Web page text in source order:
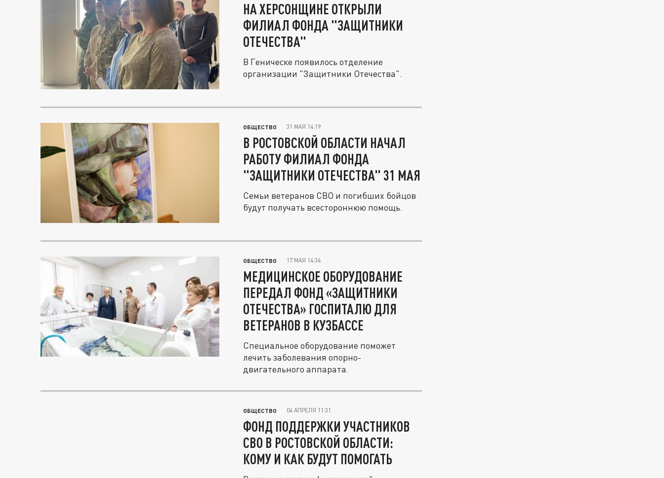
НА ХЕРСОНЩИНЕ ОТКРЫЛИ
ФИЛИАЛ ФОНДА "ЗАЩИТНИКИ
ОТЕЧЕСТВА"
В Геническе появилось отделение
организации "Защитники Отечества".
ОБЩЕСТВО 31 МАЯ 14:19
В РОСТОВСКОЙ ОБЛАСТИ НАЧАЛ
РАБОТУ ФИЛИАЛ ФОНДА
"ЗАЩИТНИКИ ОТЕЧЕСТВА" 31 МАЯ
Семьи ветеранов СВО и погибших бойцов
будут получать всестороннюю помощь.
ОБЩЕСТВО 17 МАЯ 14:34
МЕДИЦИНСКОЕ ОБОРУДОВАНИЕ
ПЕРЕДАЛ ФОНД «ЗАЩИТНИКИ
ОТЕЧЕСТВА» ГОСПИТАЛЮ ДЛЯ
ВЕТЕРАНОВ В КУЗБАССЕ
Специальное оборудование поможет
лечить заболевания опорно-
двигательного аппарата.
ОБЩЕСТВО 04 АПРЕЛЯ 11:31
ФОНД ПОДДЕРЖКИ УЧАСТНИКОВ
СВО В РОСТОВСКОЙ ОБЛАСТИ:
КОМУ И КАК БУДУТ ПОМОГАТЬ